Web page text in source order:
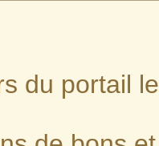
du portail